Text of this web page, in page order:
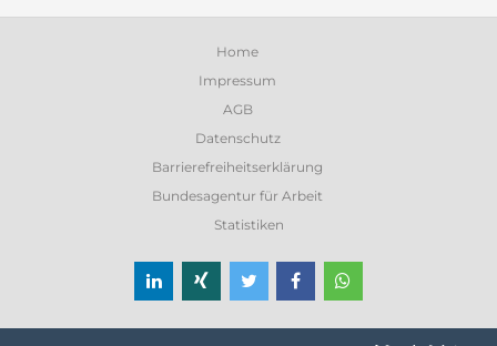
Home
Impressum
AGB
Datenschutz
Barrierefreiheitserklärung
Bundesagentur für Arbeit
Statistiken